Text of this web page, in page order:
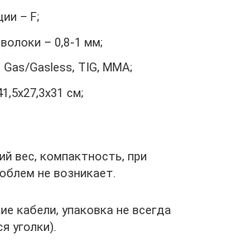
– F;
– 0,8-1 мм;
Gasless, TIG, MMA;
см;
вес, компактность, при
не возникает.
кабели, упаковка не всегда
уголки).